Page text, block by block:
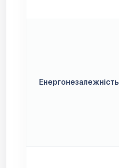
Енергонезалежність